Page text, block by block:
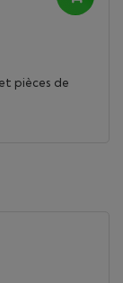
pièces de